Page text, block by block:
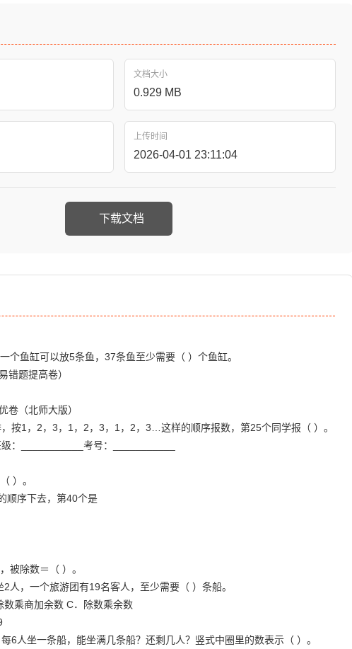
文档大小
0.929 MB
上传时间
2026-04-01 23:11:04
下载文档
错题提高卷）
卷（北师大版）
按1，2，3，1，2，3，1，2，3…这样的顺序报数，第25个同学报（ ）。
：___________考号：___________
）。
序下去，第40个是
被除数＝（ ）。
人，一个旅游团有19名客人，至少需要（ ）条船。
数乘商加余数 C．除数乘余数
6人坐一条船，能坐满几条船？还剩几人？竖式中圈里的数表示（ ）。